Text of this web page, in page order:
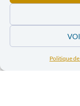
Politique
Mireille-